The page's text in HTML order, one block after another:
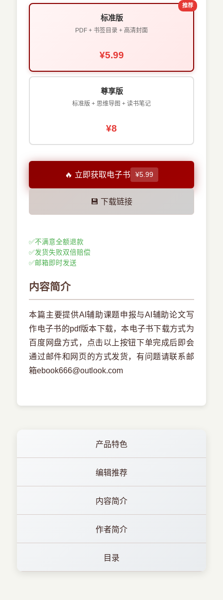
推荐
标准版
PDF + 书签目录 + 高清封面
¥5.99
尊享版
标准版 + 思维导图 + 读书笔记
¥8
🔥 立即获取电子书 ¥5.99
💾 下载链接
✅不满意全额退款
✅发货失败双倍赔偿
✅邮箱即时发送
内容简介
本篇主要提供AI辅助课题申报与AI辅助论文写
作电子书的pdf版本下载，本电子书下载方式为
百度网盘方式，点击以上按钮下单完成后即会
通过邮件和网页的方式发货，有问题请联系邮
箱ebook666@outlook.com
产品特色
编辑推荐
内容简介
作者简介
目录